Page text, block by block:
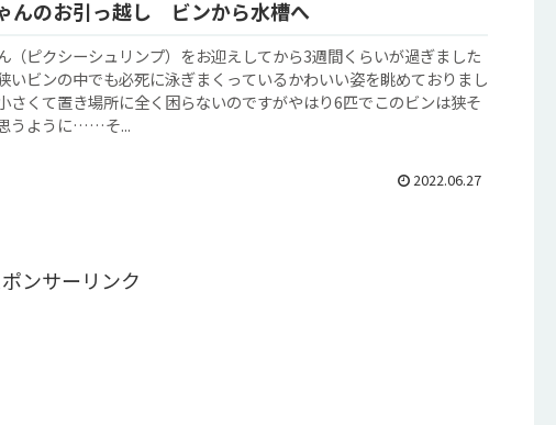
んのお引っ越し ビンから水槽へ
（ピクシーシュリンプ）をお迎えしてから3週間くらいが過ぎました
いビンの中でも必死に泳ぎまくっているかわいい姿を眺めておりまし
さくて置き場所に全く困らないのですがやはり6匹でこのビンは狭そ
うように……そ...
2022.06.27
ンサーリンク